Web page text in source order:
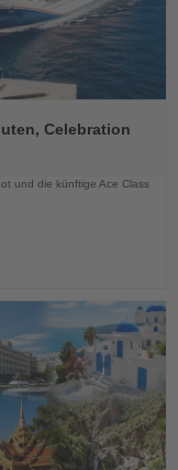
Celebration
und die künftige Ace Class